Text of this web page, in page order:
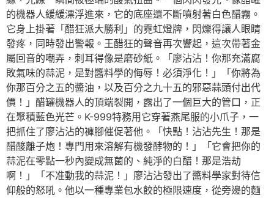
的機器人緩緩漂浮進來，它的底座還不斷噴射著白色醋霧。
它身上掛著「醋狂派大勝利」的霓虹燈牌，閃爍得讓人眼睛
發疼，同時發出警報。王醋狂的聲音再次響起，這次帶著金
屬回音的嘲弄，刺耳得像是磨砂紙。「廖沾沾！你那充滿腐
敗氣味的蒜泥，是對醬料學的侮辱！必須淨化！」「你將為
你那百分之五的醬油，以及百分之九十五的邪惡蒜頭付出代
價！」醋罐機器人的頂端裂開，露出了一個巨大的管口，正
在聚積藍色光芒。K-999特務用它穿著燕尾服的小爪子，一
把抓住了廖沾沾的褲腳催促著他。「快點！沾沾先生！那是
醋酸離子炮！專門用來溶解有機發酵物的！」「它會把你的
蒜泥在零點一秒內變成無菌的、純淨的白醋！那是浩劫
啊！」「不准動我的蒜泥！」廖沾沾發出了醬料學家對待信
仰般的怒吼。他以一種專業包水餃的極限速度，從旁邊的麵